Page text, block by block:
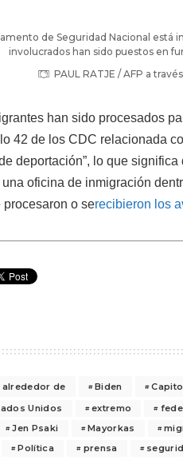
de Seguridad Nacional está
involucrados han sido puestos en
PAUL RATJE / AFP a
han sido procesados
42 de los CDC relacionada
deportación”, lo que
oficina de inmigración
o serecibieron los
alrededor de Biden
Unidos extremo
Jen Psaki Mayorkas
Política prensa